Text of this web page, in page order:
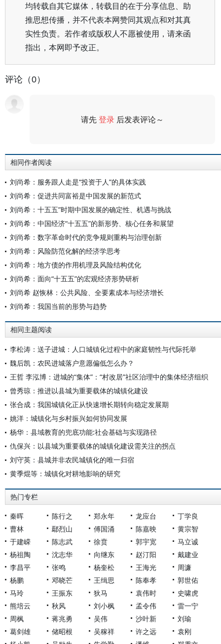
均转载自其它媒体，转载目的在于分享信息、助
推思想传播，并不代表本网赞同其观点和对其真
实性负责。若作者或版权人不愿被使用，请来函
指出，本网即予改正。
评论（0）
请先登录 后发表评论～
相同作者阅读
刘尚希：服务跟人走是“投资于人”的具体实践
刘尚希：促进共同富裕是中国发展的新范式
刘尚希：十五五”时期中国发展的确定性、机遇与挑战
刘尚希：中国经济“十五五”的新形势、核心任务和展望
刘尚希：数字革命时代的竞争规则重构与治理创新
刘尚希：风险防范化解的经济学思考
刘尚希：地方债的作用机理及风险结构优化
刘尚希：面向“十五五”的宏观经济形势研析
刘尚希 赵恢林：公共风险、全要素成本与经济增长
刘尚希：我国当前的形势与趋势
相同主题阅读
李松涛：送子进城：人口城镇化过程中的家庭韧性与代际托举
魏后凯：农民进城落户意愿偏低怎么办？
王哲 李泓博：进城的“集体”：“村改居”社区治理中的集体经济组织
曾秀琼：推进以县城为重要载体的城镇化建设
张合成：我国城镇化正从快速增长期转向稳定发展期
姚洋：城镇化与乡村振兴如何协同发展
杨华：县域教育的兜底功能:社会基础与实现路径
仇保兴：以县城为重要载体的城镇化建设需关注的拐点
刘守英：县城并非农民城镇化的唯一归宿
黄季焜等：城镇化对耕地影响的研究
热门专栏
秦晖 陈行之 郑永年 龙应台
丁学良
曹林
鄢烈山 傅国涌 陈嘉映
黄宗智
于建嵘
陈志武 徐贲 郭宇宽
马立诚
杨祖陶
沈志华 向继东 赵汀阳
戴建业
李昌平
张鸣 杨奎松 王海光
周濂
杨鹏
邓晓芒 王缉思 陈奉孝
郭世佑
马玲
王振东 狄马 袁伟时
史啸虎
熊培云
秋风 刘小枫 孟令伟
雷一宁
周枫
蒋兆勇 吴伟 沙叶新
刘瑜
葛剑雄
储昭根 吴稼祥 许之远
袁刚